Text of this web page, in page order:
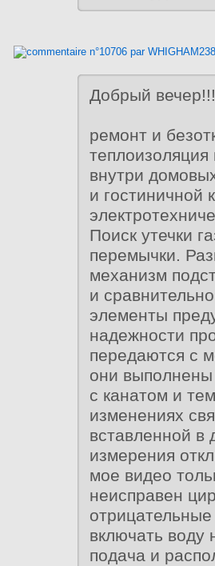
Добрый вечер!!!
ремонт и
теплоизоляция
внутри
и гостиничной
Поиск утечки
перемычки.
механизм
и
элементы
надежности
передаются с
они выполнены
с канатом и
изменениях
вставленной в
измерения
мое видео
неисправен
включать воду
подача и